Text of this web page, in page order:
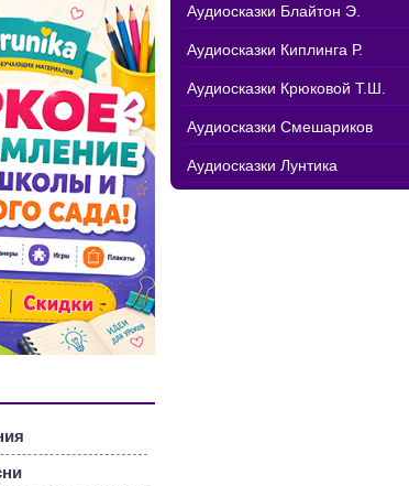
Аудиосказки Блайтон Э.
Аудиосказки Киплинга Р.
Аудиосказки Крюковой Т.Ш.
Аудиосказки Смешариков
Аудиосказки Лунтика